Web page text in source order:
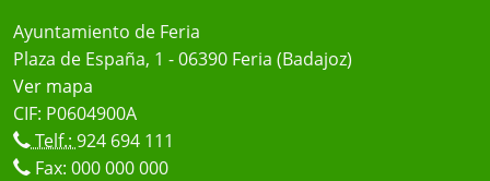
Ayuntamiento de Feria
Plaza de España, 1 - 06390 Feria (Badajoz)
Ver mapa
CIF: P0604900A
Telf.: 924 694 111
Fax: 000 000 000